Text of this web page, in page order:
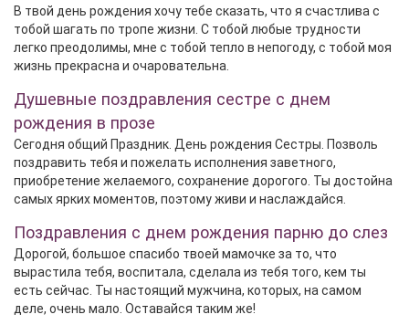
В твой день рождения хочу тебе сказать, что я счастлива с
тобой шагать по тропе жизни. С тобой любые трудности
легко преодолимы, мне с тобой тепло в непогоду, с тобой моя
жизнь прекрасна и очаровательна.
Душевные поздравления сестре с днем
рождения в прозе
Сегодня общий Праздник. День рождения Сестры. Позволь
поздравить тебя и пожелать исполнения заветного,
приобретение желаемого, сохранение дорогого. Ты достойна
самых ярких моментов, поэтому живи и наслаждайся.
Поздравления с днем рождения парню до слез
Дорогой, большое спасибо твоей мамочке за то, что
вырастила тебя, воспитала, сделала из тебя того, кем ты
есть сейчас. Ты настоящий мужчина, которых, на самом
деле, очень мало. Оставайся таким же!